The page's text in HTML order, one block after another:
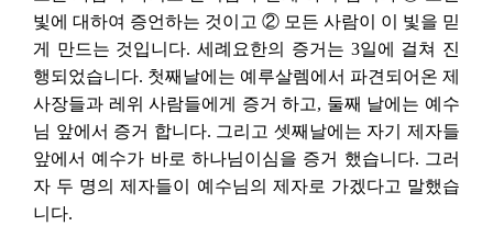
빛에 대하여 증언하는 것이고 ② 모든 사람이 이 빛을 믿
게 만드는 것입니다. 세례요한의 증거는 3일에 걸쳐 진
행되었습니다. 첫째날에는 예루살렘에서 파견되어온 제
사장들과 레위 사람들에게 증거 하고, 둘째 날에는 예수
님 앞에서 증거 합니다. 그리고 셋째날에는 자기 제자들
앞에서 예수가 바로 하나님이심을 증거 했습니다. 그러
자 두 명의 제자들이 예수님의 제자로 가겠다고 말했습
니다.